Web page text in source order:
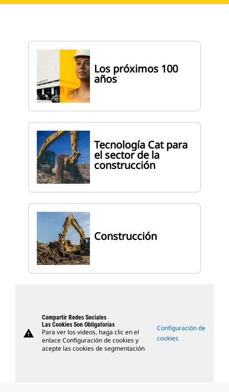
Los próximos 100
años
Tecnología Cat para
el sector de la
construcción
Construcción
warning
Compartir Redes Sociales
Las Cookies Son Obligatorias
Para ver los videos, haga clic en el
enlace Configuración de cookies y
acepte las cookies de segmentación
Configuración de
cookies